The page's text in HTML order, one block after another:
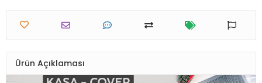
Ürün Açıklaması